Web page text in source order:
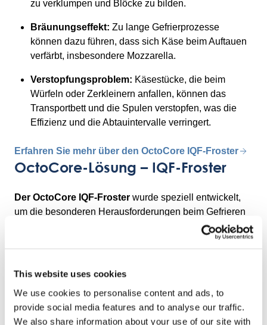
This website uses cookies
We use cookies to personalise content and ads, to
provide social media features and to analyse our traffic.
We also share information about your use of our site with
zu verklumpen und Blöcke zu bilden.
Bräunungseffekt: Zu lange Gefrierprozesse
können dazu führen, dass sich Käse beim Auftauen
verfärbt, insbesondere Mozzarella.
Verstopfungsproblem: Käsestücke, die beim
Würfeln oder Zerkleinern anfallen, können das
Transportbett und die Spulen verstopfen, was die
Effizienz und die Abtauintervalle verringert.
Erfahren Sie mehr über den OctoCore IQF-Froster
OctoCore-Lösung – IQF-Froster
Der OctoCore IQF-Froster wurde speziell entwickelt,
um die besonderen Herausforderungen beim Gefrieren
von Käseprodukten zu bewältigen und hochwertige
Ergebnisse zu gewährleisten. Zu den wichtigsten
Fluidisierung zum Trennen:
einzelnen Käsestücke getrennt bleiben, um
Klumpen und Blöcke zu vermeiden.